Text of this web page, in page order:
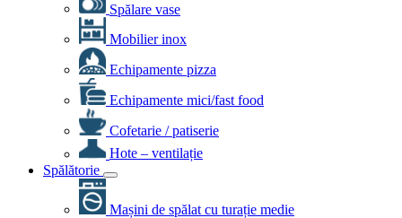
Spălare vase
Mobilier inox
Echipamente pizza
Echipamente mici/fast food
Cofetarie / patiserie
Hote – ventilație
Spălătorie
Mașini de spălat cu turație medie